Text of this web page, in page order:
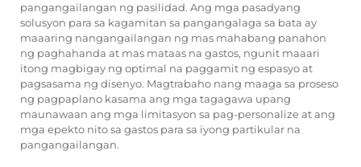
pangangailangan ng pasilidad. Ang mga pasadyang
solusyon para sa kagamitan sa pangangalaga sa bata ay
maaaring nangangailangan ng mas mahabang panahon
ng paghahanda at mas mataas na gastos, ngunit maaari
itong magbigay ng optimal na paggamit ng espasyo at
pagsasama ng disenyo. Magtrabaho nang maaga sa proseso
ng pagpaplano kasama ang mga tagagawa upang
maunawaan ang mga limitasyon sa pag-personalize at ang
mga epekto nito sa gastos para sa iyong partikular na
pangangailangan.